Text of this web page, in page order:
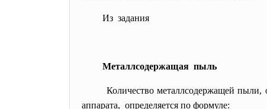
Из задания
Металлсодержащая пыль
Количество металлсодержащей пыли,
аппарата, определяется по формуле: